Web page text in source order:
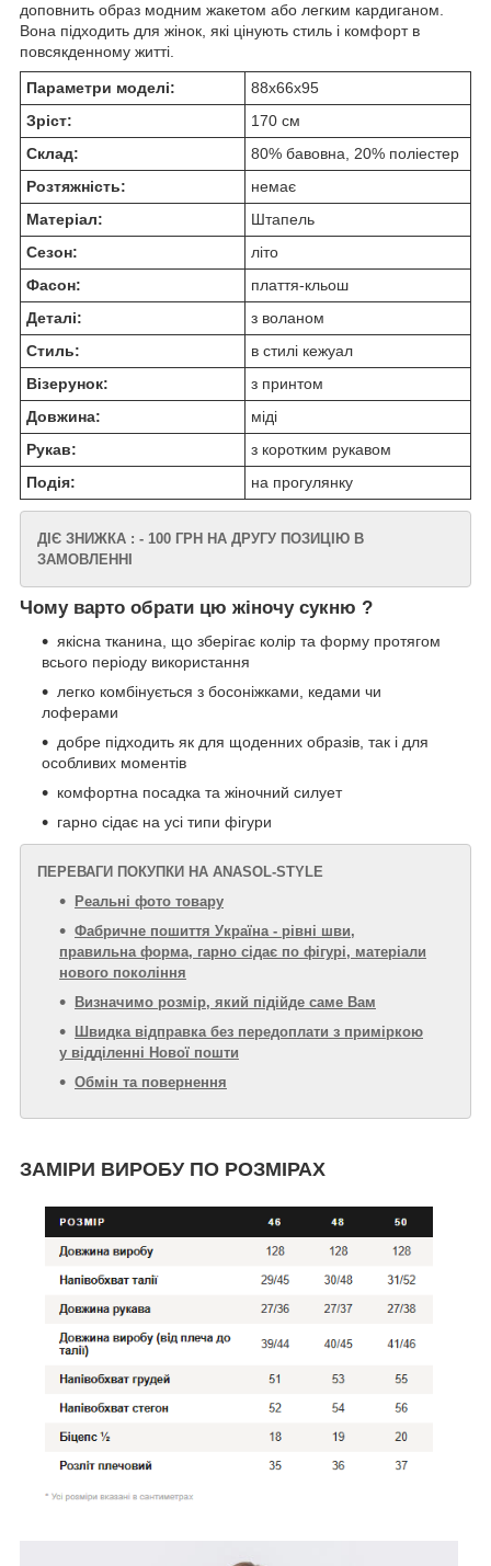
доповнить образ модним жакетом або легким кардиганом.
Вона підходить для жінок, які цінують стиль і комфорт в
повсякденному житті.
Параметри моделі:
88х66х95
Зріст:
170 см
Склад:
80% бавовна, 20% поліестер
Розтяжність:
немає
Матеріал:
Штапель
Сезон:
літо
Фасон:
плаття-кльош
Деталі:
з воланом
Стиль:
в стилі кежуал
Візерунок:
з принтом
Довжина:
міді
Рукав:
з коротким рукавом
Подія:
на прогулянку
ДІЄ ЗНИЖКА : - 100 ГРН НА ДРУГУ ПОЗИЦІЮ В
ЗАМОВЛЕННІ
Чому варто обрати цю жіночу сукню ?
якісна тканина, що зберігає колір та форму протягом
всього періоду використання
легко комбінується з босоніжками, кедами чи
лоферами
добре підходить як для щоденних образів, так і для
особливих моментів
комфортна посадка та жіночний силует
гарно сідає на усі типи фігури
ПЕРЕВАГИ ПОКУПКИ НА ANASOL-STYLE
Реальні фото товару
Фабричне пошиття Україна - рівні шви,
правильна форма, гарно сідає по фігурі, матеріали
нового покоління
Визначимо розмір, який підійде саме Вам
Швидка відправка без передоплати з приміркою
у відділенні Нової пошти
Обмін та повернення
ЗАМІРИ ВИРОБУ ПО РОЗМІРАХ